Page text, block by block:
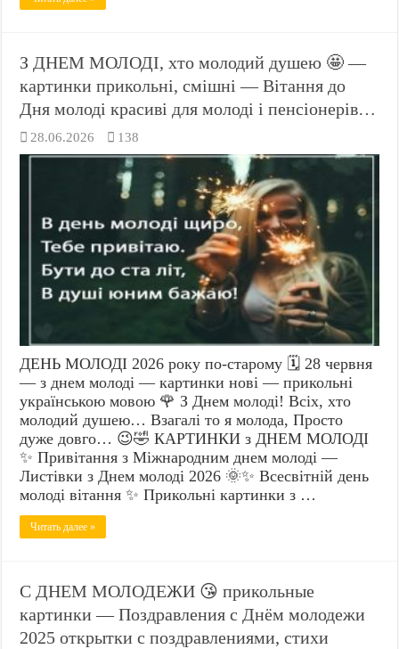
З ДНЕМ МОЛОДІ, хто молодий душею 🤩 —
картинки прикольні, смішні — Вітання до
Дня молоді красиві для молоді і пенсіонерів…
28.06.2026 138
ДЕНЬ МОЛОДІ 2026 року по-старому 🗓️ 28 червня
— з днем молоді — картинки нові — прикольні
українською мовою 🌹 З Днем молоді! Всіх, хто
молодий душею… Взагалі то я молода, Просто
дуже довго… 😉🤣 КАРТИНКИ з ДНЕМ МОЛОДІ
✨ Привітання з Міжнародним днем молоді —
Листівки з Днем молоді 2026 🌞✨ Всесвітній день
молоді вітання ✨ Прикольні картинки з …
Читать далее »
С ДНЕМ МОЛОДЕЖИ 😘 прикольные
картинки — Поздравления с Днём молодежи
2025 открытки с поздравлениями, стихи